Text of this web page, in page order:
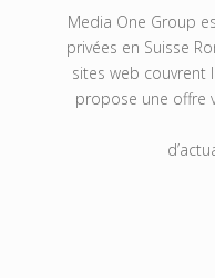
Media One Group
privées en Suisse
sites web couvrent
propose une offre